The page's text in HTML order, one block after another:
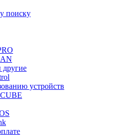
поиску
другие
устройств